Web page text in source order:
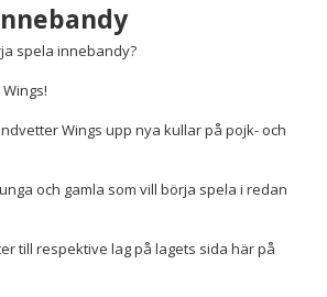
spela innebandy?
Wings upp nya kullar på pojk- och
och gamla som vill börja spela i redan
till respektive lag på lagets sida här på